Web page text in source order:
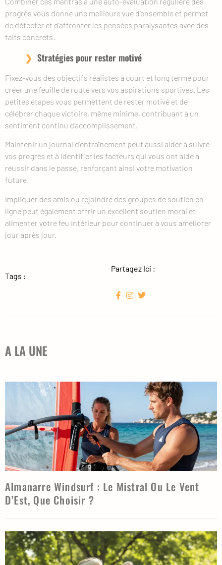
progrès vous donne une meilleure vue d’ensemble et permet
de détecter et d’affronter les pensées paralysantes avec des
faits concrets.
Stratégies pour rester motivé
Fixez-vous des objectifs réalistes à court et long terme pour
créer une feuille de route vers vos aspirations sportives. Les
petites étapes vous permettent de rester motivé et de
célébrer chaque victoire, même minime, contribuant à un
sentiment continu d’accomplissement.
Maintenir un journal d’entraînement peut aussi aider à suivre
vos progrès et à identifier les facteurs qui vous ont aidé à
réussir dans le passé, renforçant ainsi votre motivation
future.
Impliquer des amis ou rejoindre des groupes de soutien en
ligne peut également offrir un excellent soutien moral et
alimenter votre feu intérieur pour continuer à vous améliorer
jour après jour.
Tags :
Partagez Ici :
A LA UNE
Almanarre Windsurf : Le Mistral Ou Le Vent
D’Est, Que Choisir ?